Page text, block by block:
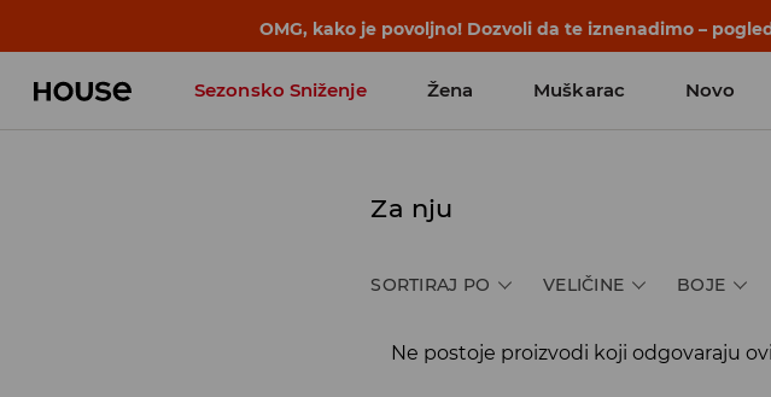
OMG, kako je povoljno! Dozvoli da te iznenadimo –
Sezonsko Sniženje Žena Muškarac Novo
Za nju
SORTIRAJ PO VELIČINE BOJE
Ne postoje proizvodi koji odgovaraju